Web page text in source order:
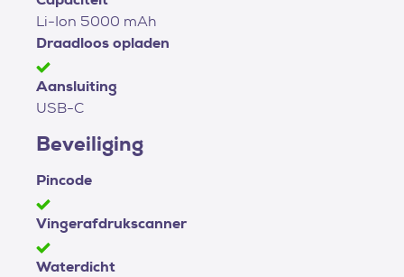
Li-Ion 5000 mAh
Draadloos opladen
Aansluiting
USB-C
Beveiliging
Pincode
Vingerafdrukscanner
Waterdicht